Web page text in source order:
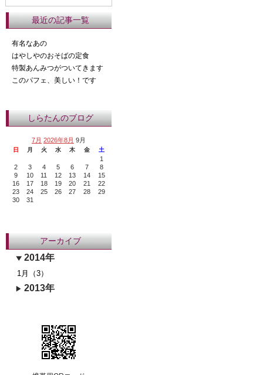
最近の記事一覧
有名なあの
はやしやのおそばの定食
特製あんみつがついてきます
このパフェ、美しい！です
しらたんのブログ
7月 2026年8月 9月
日 月 火 水 木 金 土
1
2
3 4 5 6 7
8
9
10 11 12 13 14
15
16
17 18 19 20 21
22
23
24 25 26 27 28
29
30
31
アーカイブ
2014年
1月（3）
2013年